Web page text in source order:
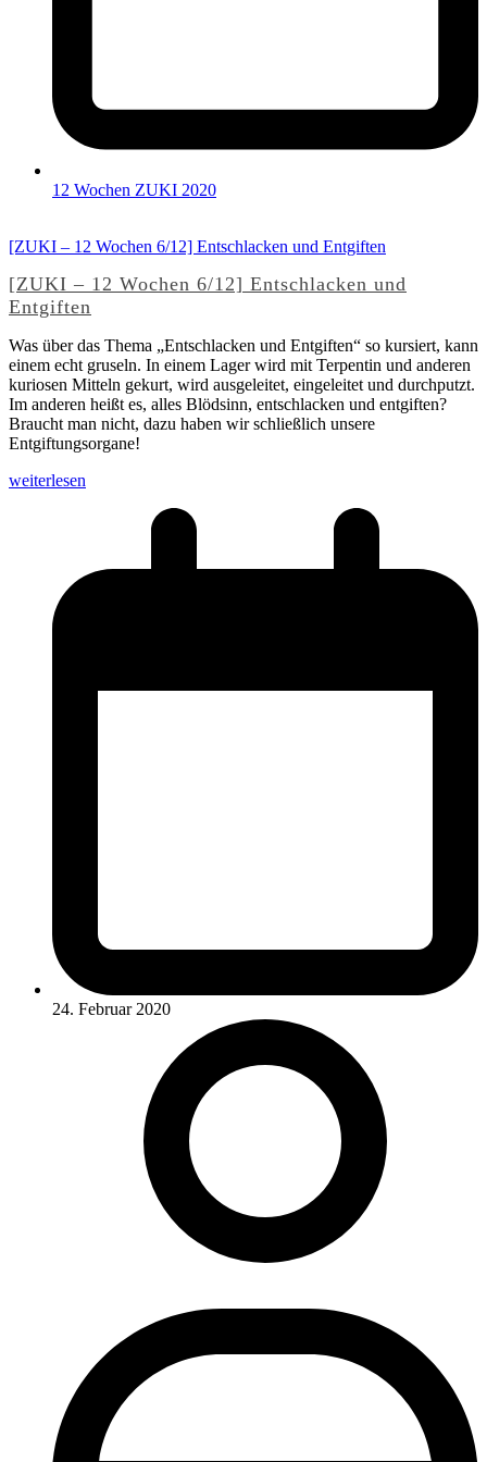
12 Wochen ZUKI 2020
[ZUKI – 12 Wochen 6/12] Entschlacken und Entgiften
[ZUKI – 12 Wochen 6/12] Entschlacken und
Entgiften
Was über das Thema „Entschlacken und Entgiften“ so kursiert, kann
einem echt gruseln. In einem Lager wird mit Terpentin und anderen
kuriosen Mitteln gekurt, wird ausgeleitet, eingeleitet und durchputzt.
Im anderen heißt es, alles Blödsinn, entschlacken und entgiften?
Braucht man nicht, dazu haben wir schließlich unsere
Entgiftungsorgane!
weiterlesen
24. Februar 2020